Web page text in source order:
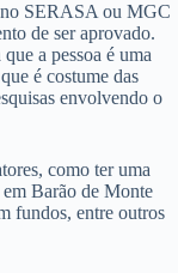
no SERASA ou MGC
de ser aprovado.
a pessoa é uma
é costume das
envolvendo o
como ter uma
Barão de Monte
fundos, entre outros